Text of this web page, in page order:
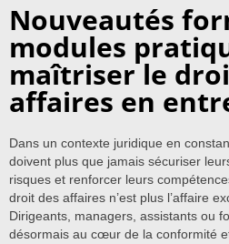
Nouveautés
modules
maîtriser le
affaires en
Dans un contexte juridique en
doivent plus que jamais sécuriser
risques et renforcer leurs
droit des affaires n’est plus l’affaire
Dirigeants, managers, assistants ou
désormais au cœur de la conformité